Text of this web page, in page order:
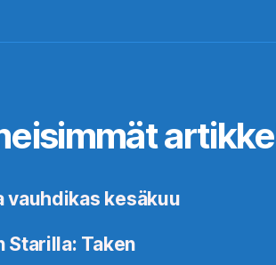
vauhdikas kesäkuu
Starilla: Taken